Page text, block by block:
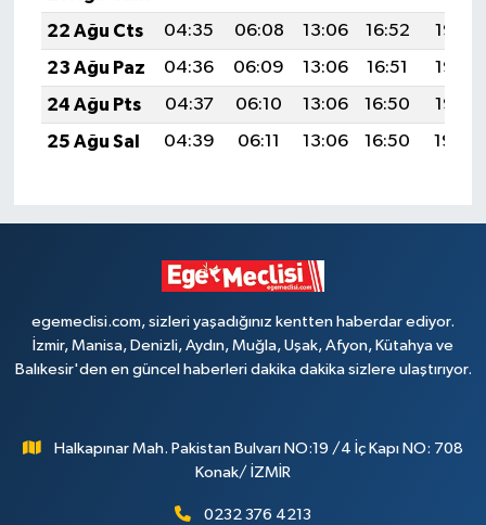
22 Ağu Cts
04:35 06:08 13:06 16:52
19:55
23 Ağu Paz
04:36 06:09 13:06 16:51
19:53
24 Ağu Pts
04:37 06:10 13:06 16:50
19:52
25 Ağu Sal
04:39 06:11 13:06 16:50 19:50
egemeclisi.com, sizleri yaşadığınız kentten haberdar ediyor.
İzmir, Manisa, Denizli, Aydın, Muğla, Uşak, Afyon, Kütahya ve
Balıkesir'den en güncel haberleri dakika dakika sizlere ulaştırıyor.
Halkapınar Mah. Pakistan Bulvarı NO:19 /4 İç Kapı NO: 708
Konak/ İZMİR
0232 376 4213